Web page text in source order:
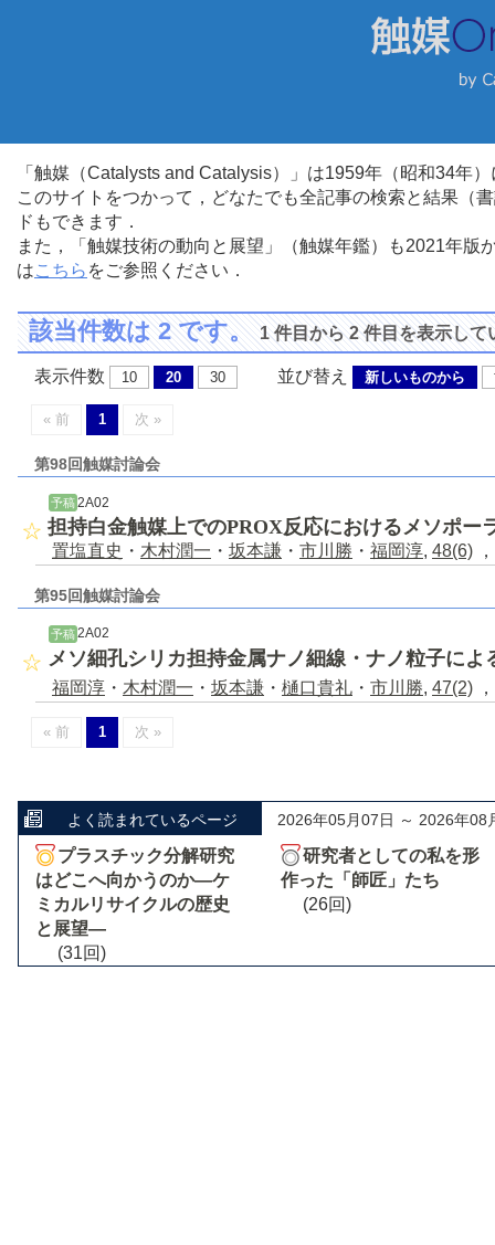
「触媒（Catalysts and Catalysis）」は1959年（昭和34年
このサイトをつかって，どなたでも全記事の検索と結果（
ドもできます．
また，「触媒技術の動向と展望」（触媒年鑑）も2021年
はこちら をご参照ください．
該当件数は 2 です。1 件目から 2 件目を表示して
表示件数 10 20 30 並び替え 新しいものから
« 前 1 次 »
第98回触媒討論会
予稿 2A02
担持白金触媒上でのPROX反応におけるメソポー
置塩直史 ・ 木村潤一 ・ 坂本謙 ・ 市川勝 ・ 福岡淳, 48(6)
第95回触媒討論会
予稿 2A02
メソ細孔シリカ担持金属ナノ細線・ナノ粒子によ
福岡淳 ・ 木村潤一 ・ 坂本謙 ・ 樋口貴礼 ・ 市川勝, 47(2)
« 前 1 次 »
よく読まれているページ 2026年05月07日 ～ 2026年08
プラスチック分解研究
はどこへ向かうのか―ケ
ミカルリサイクルの歴史
と展望―
(31回)
研究者としての私を形
作った「師匠」たち
(26回)